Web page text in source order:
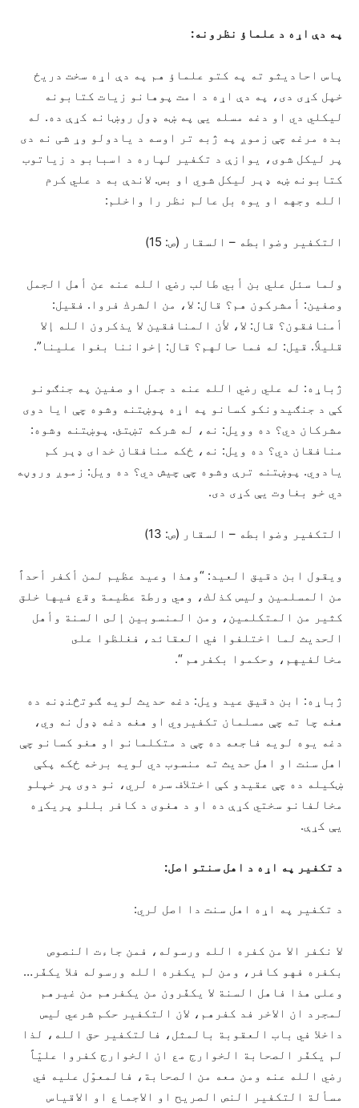
په دې اړه د علماؤ نظرونه:
پاس احادیثو ته په کتو علماؤ هم په دې اړه سخت دريځ
خپل کړی دی، په دې اړه د امت پوهانو زیات کتابونه
لیکلي دي او دغه مسله يې په ښه ډول روښانه کړې ده. له
بده مرغه چې زموږ په ژبه تر اوسه د یادولو وړ شی نه دی
پر لیکل شوی، یوازې د تکفیر لپاره د اسبابو د زیاتوب
کتابونه ښه ډېر لیکل شوي او بس. لاندې به د علي کرم
الله وجهه او یوه بل عالم نظر را واخلم:
التكفير وضوابطه – السقار (ص: 15)
ولما سئل علي بن أبي طالب رضي الله عنه عن أهل الجمل
وصفين: أمشركون هم؟ قال: لا، من الشرك فروا. فقيل:
أمنافقون؟ قال: لا، لأن المنافقين لا يذكرون الله إلا
قليلاً. قيل: له فما حالهم؟ قال: إخواننا بغوا علينا”.
ژباړه: له علي رضي الله عنه د جمل او صفین په جنګونو
کې د جنګیدونکو کسانو په اړه پوښتنه وشوه چې ایا دوی
مشرکان دي؟ ده وویل: نه، له شرکه تښتئ. پوښتنه وشوه:
منافقان دي؟ ده ویل: نه، ځکه منافقان خدای ډېر کم
یادوي. پوښتنه ترې وشوه چې چیش دي؟ ده ویل: زموږ وروڼه
دي خو بغاوت يې کړی دی.
التكفير وضوابطه – السقار (ص: 13)
ويقول ابن دقيق العيد: “وهذا وعيد عظيم لمن أكفر أحداً
من المسلمين وليس كذلك، وهي ورطة عظيمة وقع فيها خلق
كثير من المتكلمين، ومن المنسوبين إلى السنة وأهل
الحديث لما اختلفوا في العقائد، فغلظوا على
مخالفيهم، وحكموا بكفرهم “.
ژباړه: ابن دقیق عید ویل: دغه حدیث لویه ګوتڅنډنه ده
هغه چا ته چې مسلمان تکفیروي او هغه دغه ډول نه وي،
دغه یوه لویه فاجعه ده چې د متکلمانو او هغو کسانو چې
اهل سنت او اهل حدیث ته منسوب دي لویه برخه ځکه پکې
ښکیله ده چې عقیدو کې اختلاف سره لري، نو دوی پر خپلو
مخالفانو سختي کړې ده او د هغوی د کافر بللو پریکړه
يې کړې.
د تکفیر په اړه د اهل سنتو اصل:
د تکفیر په اړه اهل سنت دا اصل لري:
لا نکفر الا من کفره الله ورسوله، فمن جاءت النصوص
بکفره فهو کافر، ومن لم یکفره الله ورسوله فلا یکفّر…
وعلی هذا فاهل السنة لا یکفّرون من یکفرهم من غیرهم
لمجرد ان الاخر فد کفرهم، لان التکفیر حکم شرعي لیس
داخلا في باب العقوبة بالمثل، فالتکفیر حق الله، لذا
لم یکفّر الصحابة الخوارج مع ان الخوارج کفروا علیّاً
رضي الله عنه ومن معه من الصحابة، فالمعوّل علیه في
مسألة التکفیر النص الصریح او الاجماع او الاقیاس